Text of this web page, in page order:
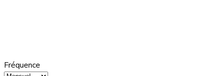
Fréquence